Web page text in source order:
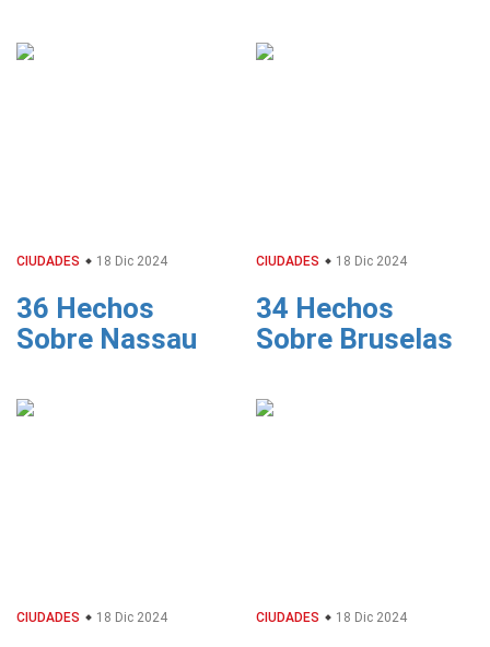
CIUDADES 18 Dic 2024
36 Hechos
Sobre Nassau
CIUDADES 18 Dic 2024
34 Hechos
Sobre Bruselas
CIUDADES 18 Dic 2024 CIUDADES 18 Dic 2024